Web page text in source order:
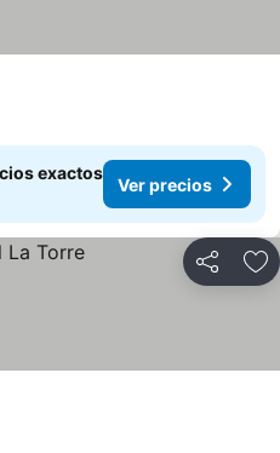
exactos
Ver precios
Compartir